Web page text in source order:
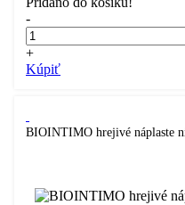
-
+
Kúpiť
BIOINTIMO hrejivé náplaste